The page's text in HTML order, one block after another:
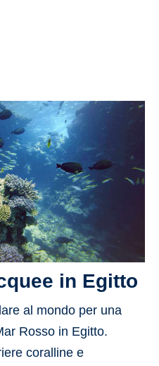
in Egitto
al mondo per una
Rosso in Egitto.
coralline e